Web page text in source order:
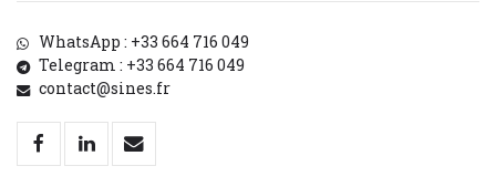
WhatsApp : +33 664 716 049
Telegram : +33 664 716 049
contact@sines.fr